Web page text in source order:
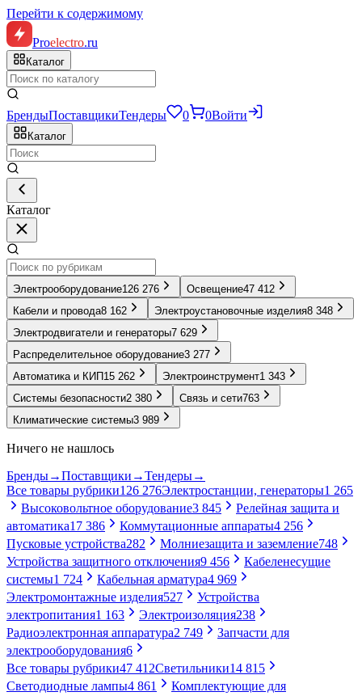
Перейти к содержимому
Proelectro.ru
Каталог
БрендыПоставщикиТендеры 0 0Войти
Каталог
Каталог
Электрооборудование126 276 Освещение47 412
Кабели и провода8 162 Электроустановочные изделия8 348
Электродвигатели и генераторы7 629
Распределительное оборудование3 277
Автоматика и КИП 15 262 Электроинструмент1 343
Системы безопасности2 380 Связь и сети763
Климатические системы3 989
Ничего не нашлось
Бренды→Поставщики →Тендеры→
Все товары рубрики126 276Электростанции, генераторы1 265
Высоковольтное оборудование3 845
Релейная защита и
автоматика17 386 Коммутационные аппараты4 256
Пусковые устройства282 Молниезащита и заземление748
Устройства защитного отключения9 456
Кабеленесущие
системы1 724 Кабельная арматура4 969
Электромонтажные изделия527
Устройства
электропитания1 163 Электроизоляция238
Радиоэлектронная аппаратура2 749
Запчасти для
электрооборудования6
Все товары рубрики47 412Светильники14 815
Светодиодные лампы4 861
Комплектующие для